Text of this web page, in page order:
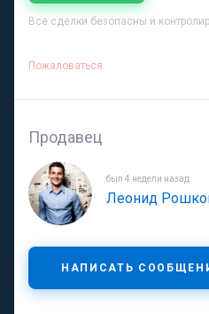
Все сделки безопасны и
Пожаловаться
Продавец
был 4 недели назад
Леонид
НАПИСАТЬ